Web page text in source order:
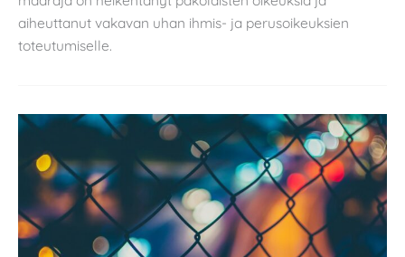
aiheuttanut vakavan uhan ihmis- ja perusoikeuksien
toteutumiselle.